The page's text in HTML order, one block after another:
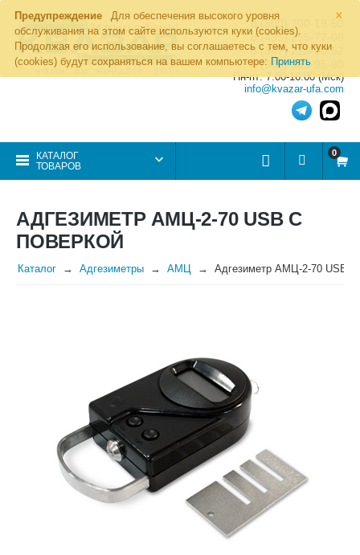
×
Предупреждение
Для обеспечения высокого уровня
обслуживания на этом сайте используются куки (cookies).
Продолжая его использование, вы соглашаетесь с тем, что куки
(cookies) будут сохраняться на вашем компьютере: Принять
8 (800) 700-19-50
8 (495) 255-77-08
8 (347) 225-00-52
8 (986) 963-95-80
Пн-пт: 7.00-16.00 (Мск)
info@kvazar-ufa.com
КАТАЛОГ
ТОВАРОВ
0
АДГЕЗИМЕТР АМЦ-2-70 USB С
ПОВЕРКОЙ
Каталог Адгезиметры АМЦ Адгезиметр АМЦ-2-70 USB с